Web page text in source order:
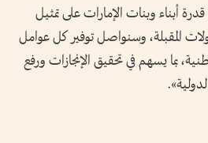
أبناء وبنات الإمارات على تمثيل
المقبلة، وسنواصل توفير كل عوامل
بما يسهم في تحقيق الإنجازات ورفع